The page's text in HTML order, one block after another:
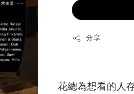
分享
花總為想看的人